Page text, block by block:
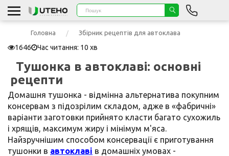
Головна Збірник рецептів для автоклава
1646 Час читання: 10 хв
Тушонка в автоклаві: основні
рецепти
Домашня тушонка - відмінна альтернатива покупним
консервам з підозрілим складом, адже в «фабричні»
варіанти заготовки прийнято класти багато сухожиль
і хрящів, максимум жиру і мінімум м'яса.
Найзручнішим способом консервації є приготування
тушонки в автоклаві в домашніх умовах -